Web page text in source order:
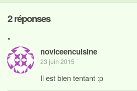
2 réponses
"
noviceencuisine
23 juin 2015
Il est bien tentant :p